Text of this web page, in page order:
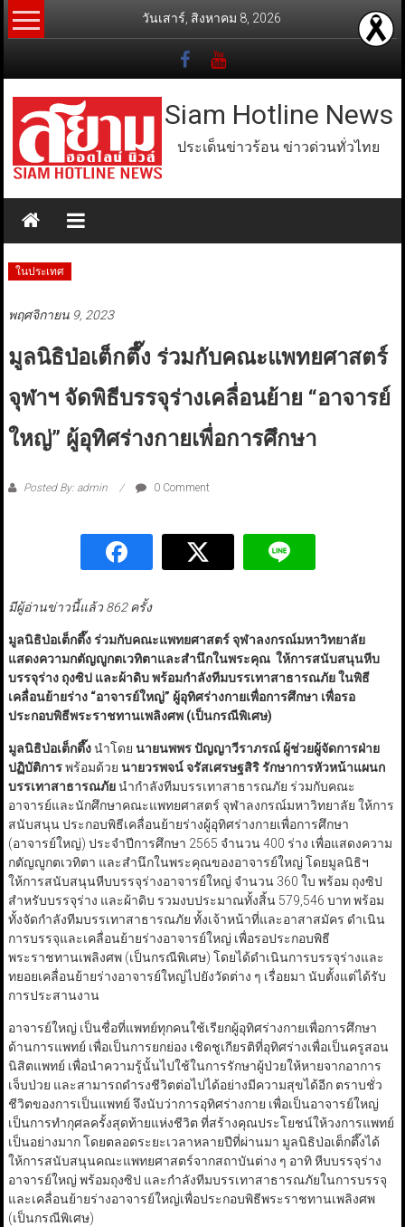
Skip
to
วันเสาร์, สิงหาคม 8, 2026
Siam Hotline News
ประเด็นข่าวร้อน ข่าวด่วนทั่วไทย
ในประเทศ
พฤศจิกายน 9, 2023
มูลนิธิป่อเต็กตึ๊ง ร่วมกับคณะแพทยศาสตร์
จุฬาฯ จัดพิธีบรรจุร่างเคลื่อนย้าย “อาจารย์
ใหญ่” ผู้อุทิศร่างกายเพื่อการศึกษา
Posted By: admin 0 Comment
มีผู้อ่านข่าวนี้แล้ว 862 ครั้ง
มูลนิธิป่อเต็กตึ๊ง ร่วมกับคณะแพทยศาสตร์ จุฬาลงกรณ์มหาวิทยาลัย
แสดงความกตัญญูกตเวทิตาและสำนึกในพระคุณ ให้การสนับสนุนหีบ
บรรจุร่าง ถุงซิป และผ้าดิบ พร้อมกำลังทีมบรรเทาสาธารณภัย ในพิธี
เคลื่อนย้ายร่าง “อาจารย์ใหญ่” ผู้อุทิศร่างกายเพื่อการศึกษา เพื่อรอ
ประกอบพิธีพระราชทานเพลิงศพ (เป็นกรณีพิเศษ)
มูลนิธิป่อเต็กตึ๊งนำโดย นายนพพร ปัญญาวีราภรณ์ ผู้ช่วยผู้จัดการฝ่าย
ปฏิบัติการพร้อมด้วย นายวรพจน์ จรัสเศรษฐสิริ รักษาการหัวหน้าแผนก
บรรเทาสาธารณภัยนำกำลังทีมบรรเทาสาธารณภัย ร่วมกับคณะ
อาจารย์และนักศึกษาคณะแพทยศาสตร์ จุฬาลงกรณ์มหาวิทยาลัย ให้การ
สนับสนุน ประกอบพิธีเคลื่อนย้ายร่างผู้อุทิศร่างกายเพื่อการศึกษา
(อาจารย์ใหญ่) ประจำปีการศึกษา 2565 จำนวน 400 ร่าง เพื่อแสดงความ
กตัญญูกตเวทิตา และสำนึกในพระคุณของอาจารย์ใหญ่ โดยมูลนิธิฯ
ให้การสนับสนุนหีบบรรจุร่างอาจารย์ใหญ่ จำนวน 360 ใบ พร้อม ถุงซิป
สำหรับบรรจุร่าง และผ้าดิบ รวมงบประมาณทั้งสิ้น 579,546 บาท พร้อม
ทั้งจัดกำลังทีมบรรเทาสาธารณภัย ทั้งเจ้าหน้าที่และอาสาสมัคร ดำเนิน
การบรรจุและเคลื่อนย้ายร่างอาจารย์ใหญ่ เพื่อรอประกอบพิธี
พระราชทานเพลิงศพ (เป็นกรณีพิเศษ) โดยได้ดำเนินการบรรจุร่างและ
ทยอยเคลื่อนย้ายร่างอาจารย์ใหญ่ไปยังวัดต่าง ๆ เรื่อยมา นับตั้งแต่ได้รับ
การประสานงาน
อาจารย์ใหญ่ เป็นชื่อที่แพทย์ทุกคนใช้เรียกผู้อุทิศร่างกายเพื่อการศึกษา
ด้านการแพทย์ เพื่อเป็นการยกย่อง เชิดชูเกียรติที่อุทิศร่างเพื่อเป็นครูสอน
นิสิตแพทย์ เพื่อนำความรู้นั้นไปใช้ในการรักษาผู้ป่วยให้หายจากอาการ
เจ็บป่วย และสามารถดำรงชีวิตต่อไปได้อย่างมีความสุขได้อีก ตราบชั่ว
ชีวิตของการเป็นแพทย์ จึงนับว่าการอุทิศร่างกาย เพื่อเป็นอาจารย์ใหญ่
เป็นการทำกุศลครั้งสุดท้ายแห่งชีวิต ที่สร้างคุณประโยชน์ให้วงการแพทย์
เป็นอย่างมาก โดยตลอดระยะเวลาหลายปีที่ผ่านมา มูลนิธิป่อเต็กตึ๊งได้
ให้การสนับสนุนคณะแพทยศาสตร์จากสถาบันต่าง ๆ อาทิ หีบบรรจุร่าง
อาจารย์ใหญ่ พร้อมถุงซิป และกำลังทีมบรรเทาสาธารณภัยในการบรรจุ
และเคลื่อนย้ายร่างอาจารย์ใหญ่เพื่อประกอบพิธีพระราชทานเพลิงศพ
(เป็นกรณีพิเศษ)